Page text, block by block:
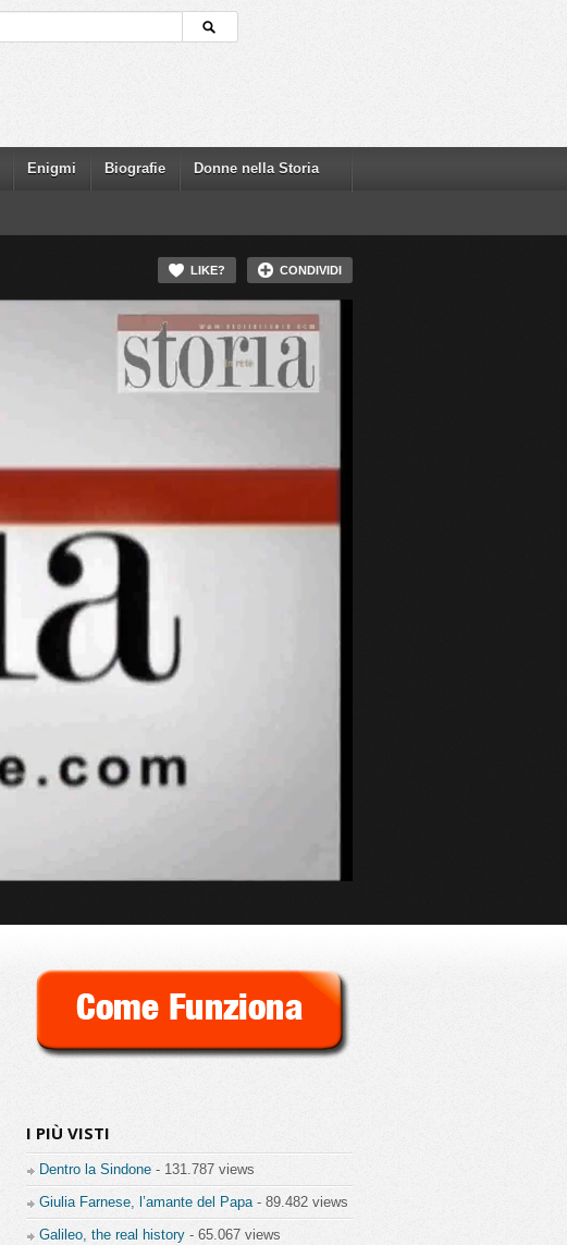
Enigmi Biografie Donne nella Storia
LIKE? CONDIVIDI
I PIÙ VISTI
Dentro la Sindone - 131.787 views
Giulia Farnese, l’amante del Papa- 89.482 views
Galileo, the real history - 65.067 views